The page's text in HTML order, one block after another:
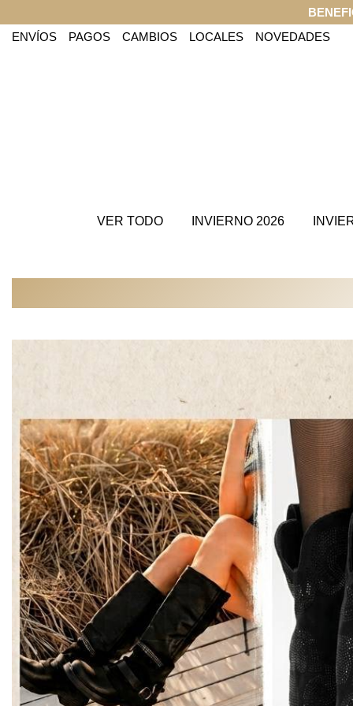
ENVÍOS
PAGOS CAMBIOS LOCALES NOVEDADES
VER TODO INVIERNO 2026